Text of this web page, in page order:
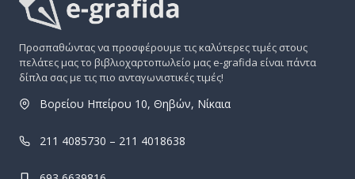
Προσπαθώντας να προσφέρουμε τις καλύτερες τιμές στους
πελάτες μας το βιβλιοχαρτοπωλείο μας e-grafida είναι πάντα
δίπλα σας με τις πιο ανταγωνιστικές τιμές!
Βορείου Ηπείρου 10, Θηβών, Νίκαια
211 4085730 – 211 4018638